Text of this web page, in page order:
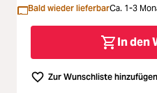
Second Hand
SALE
Bald wieder lieferbarCa. 1-3
In den
Zur Wunschliste hinzufügen